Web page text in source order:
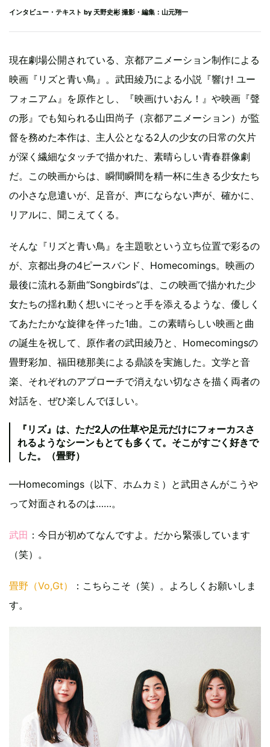
インタビュー・テキスト by 天野史彬 撮影・編集：山元翔一
現在劇場公開されている、京都アニメーション制作による
映画『リズと青い鳥』。武田綾乃による小説『響け! ユー
フォニアム』を原作とし、『映画けいおん！』や映画『聲
の形』でも知られる山田尚子（京都アニメーション）が監
督を務めた本作は、主人公となる2人の少女の日常の欠片
が深く繊細なタッチで描かれた、素晴らしい青春群像劇
だ。この映画からは、瞬間瞬間を精一杯に生きる少女たち
の小さな息遣いが、足音が、声にならない声が、確かに、
リアルに、聞こえてくる。
そんな『リズと青い鳥』を主題歌という立ち位置で彩るの
が、京都出身の4ピースバンド、Homecomings。映画の
最後に流れる新曲“Songbirds”は、この映画で描かれた少
女たちの揺れ動く想いにそっと手を添えるような、優しく
てあたたかな旋律を伴った1曲。この素晴らしい映画と曲
の誕生を祝して、原作者の武田綾乃と、Homecomingsの
畳野彩加、福田穂那美による鼎談を実施した。文学と音
楽、それぞれのアプローチで消えない切なさを描く両者の
対話を、ぜひ楽しんでほしい。
『リズ』は、ただ2人の仕草や足元だけにフォーカスさ
れるようなシーンもとても多くて。そこがすごく好きで
した。（畳野）
—Homecomings（以下、ホムカミ）と武田さんがこうや
って対面されるのは……。
武田 ：今日が初めてなんですよ。だから緊張しています
（笑）。
畳野（Vo,Gt）
：こちらこそ（笑）。よろしくお願いしま
す。